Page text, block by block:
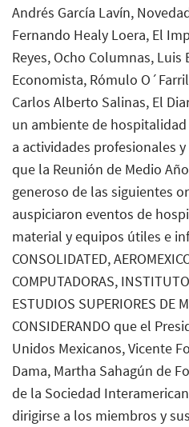
Andrés García Lavín,
Fernando Healy Loera, El
Reyes, Ocho Columnas, Luis
Economista, Rómulo
Carlos Alberto Salinas, El
un ambiente de
a actividades profesionales y
que la Reunión de Medio
generoso de las siguientes
auspiciaron eventos de
material y equipos útiles e
CONSOLIDATED,
COMPUTADORAS,
ESTUDIOS SUPERIORES DE
CONSIDERANDO que el
Unidos Mexicanos, Vicente
Dama, Martha Sahagún de
de la Sociedad
dirigirse a los miembros y